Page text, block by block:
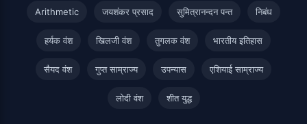
Arithmetic जयशंकर प्रसाद सुमित्रानन्दन पन्त निबंध
हर्यक वंश खिलजी वंश तुगलक वंश भारतीय इतिहास
सैयद वंश गुप्त साम्राज्य उपन्यास एशियाई साम्राज्य
लोदी वंश शीत युद्ध